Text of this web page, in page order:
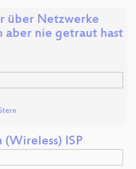
über Netzwerke
aber nie getraut hast
ISP